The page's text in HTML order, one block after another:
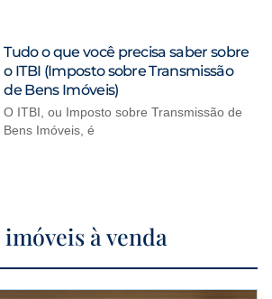
Tudo o que você precisa saber sobre
o ITBI (Imposto sobre Transmissão
de Bens Imóveis)
O ITBI, ou Imposto sobre Transmissão de
Bens Imóveis, é
à venda